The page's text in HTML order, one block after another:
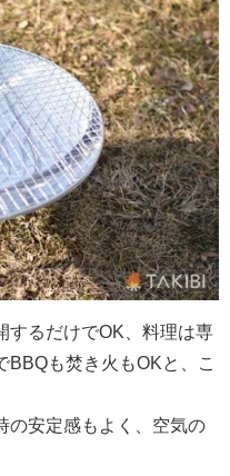
するだけでOK、料理は専
BBQも焚き火もOKと、こ
の安定感もよく、空気の